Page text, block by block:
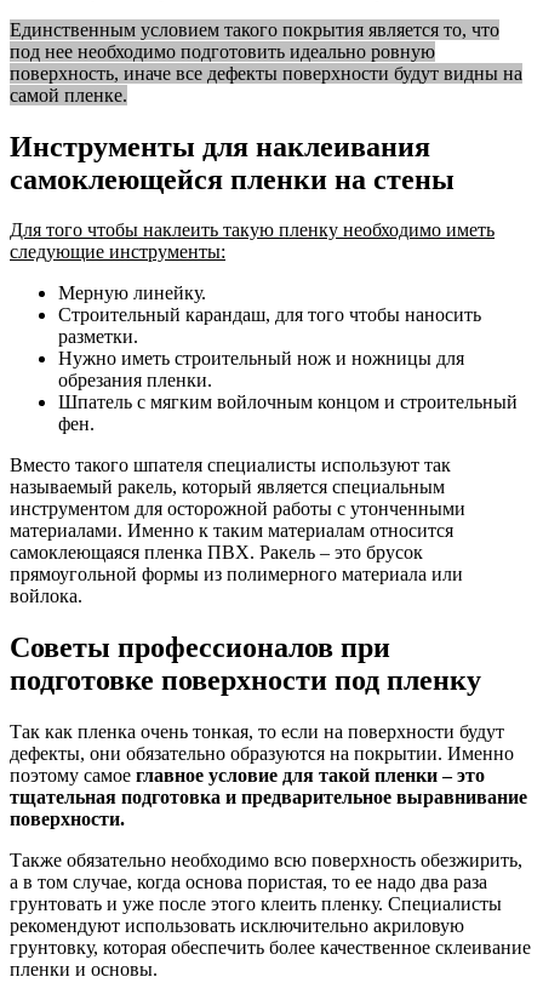
Единственным условием такого покрытия является то, что
под нее необходимо подготовить идеально ровную
поверхность, иначе все дефекты поверхности будут видны на
самой пленке.
Инструменты для наклеивания
самоклеющейся пленки на стены
Для того чтобы наклеить такую пленку необходимо иметь
следующие инструменты:
Мерную линейку.
Строительный карандаш, для того чтобы наносить
разметки.
Нужно иметь строительный нож и ножницы для
обрезания пленки.
Шпатель с мягким войлочным концом и строительный
фен.
Вместо такого шпателя специалисты используют так
называемый ракель, который является специальным
инструментом для осторожной работы с утонченными
материалами. Именно к таким материалам относится
самоклеющаяся пленка ПВХ. Ракель – это брусок
прямоугольной формы из полимерного материала или
войлока.
Советы профессионалов при
подготовке поверхности под пленку
Так как пленка очень тонкая, то если на поверхности будут
дефекты, они обязательно образуются на покрытии. Именно
поэтому самое главное условие для такой пленки – это
тщательная подготовка и предварительное выравнивание
поверхности.
Также обязательно необходимо всю поверхность обезжирить,
а в том случае, когда основа пористая, то ее надо два раза
грунтовать и уже после этого клеить пленку. Специалисты
рекомендуют использовать исключительно акриловую
грунтовку, которая обеспечить более качественное склеивание
пленки и основы.